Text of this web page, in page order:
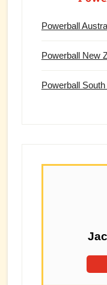
Powerball
Powerball New
Powerball